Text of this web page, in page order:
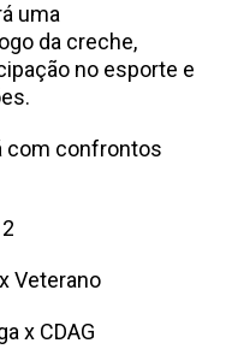
uma
da creche,
no esporte e
com confrontos
Veterano
x CDAG